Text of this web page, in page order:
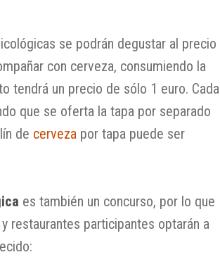
se podrán degustar al precio
con cerveza, consumiendo la
tendrá un precio de sólo 1 euro. Cada
que se oferta la tapa por separado
de cerveza por tapa puede ser
es también un concurso, por lo que
restaurantes participantes optarán a